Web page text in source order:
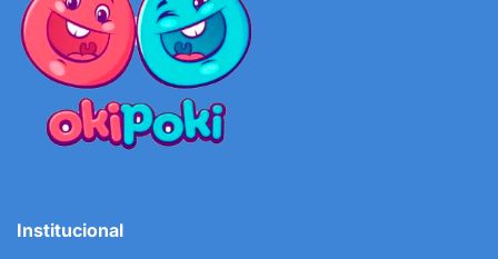
Institucional